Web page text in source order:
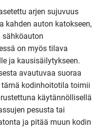
arjen sujuvuus
kahden auton katokseen,
sähköauton
on myös tilava
ja kausisäilytykseen.
avautuvaa suoraa
kodinhoitotila toimii
käytännöllisellä
pesusta tai
ja pitää muun kodin